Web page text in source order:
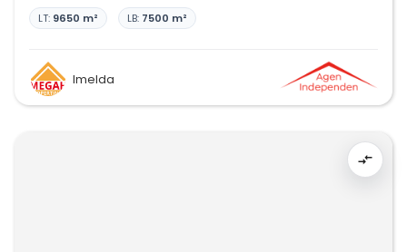
LT: 9650 m² LB: 7500 m²
Imelda